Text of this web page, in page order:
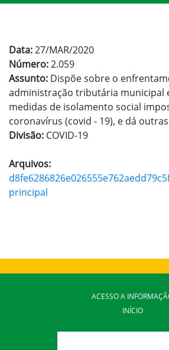
Data:27/MAR/2020
Número:2.059
Assunto: Dispõe sobre o
administração tributária municipal
medidas de isolamento social
coronavírus (covid - 19), e dá
Divisão: COVID-19
Arquivos:
principal
ACESSO A
INÍCIO